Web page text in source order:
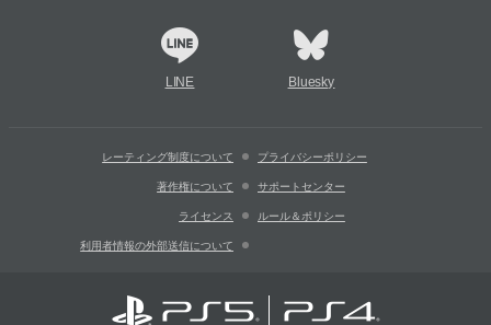
LINE Bluesky
レーティング制度について プライバシーポリシー
著作権について サポートセンター
ライセンス ルール＆ポリシー
利用者情報の外部送信について